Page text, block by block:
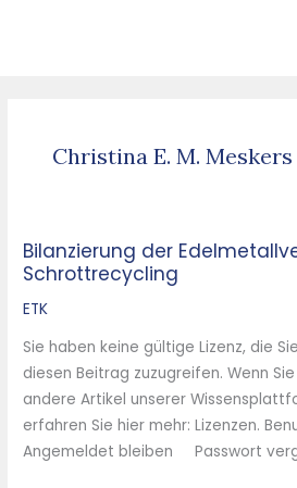
Christina E. M. Meskers
Bilanzierung der
Schrottrecycling
ETK
Sie haben keine gültige Lizenz, die
diesen Beitrag zuzugreifen. Wenn
andere Artikel unserer
erfahren Sie hier mehr: Lizenzen.
Angemeldet bleiben Passwort
Bilanzierung
der
Edelmetallverluste
E-
Schrottrecycling